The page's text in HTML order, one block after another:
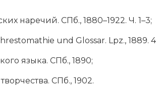
на­ре­чий. СПб., 1880–1922. Ч. 1–3;
und Glossar. Lpz., 1889. 4.
язы­ка. СПб., 1890;
СПб., 1902.